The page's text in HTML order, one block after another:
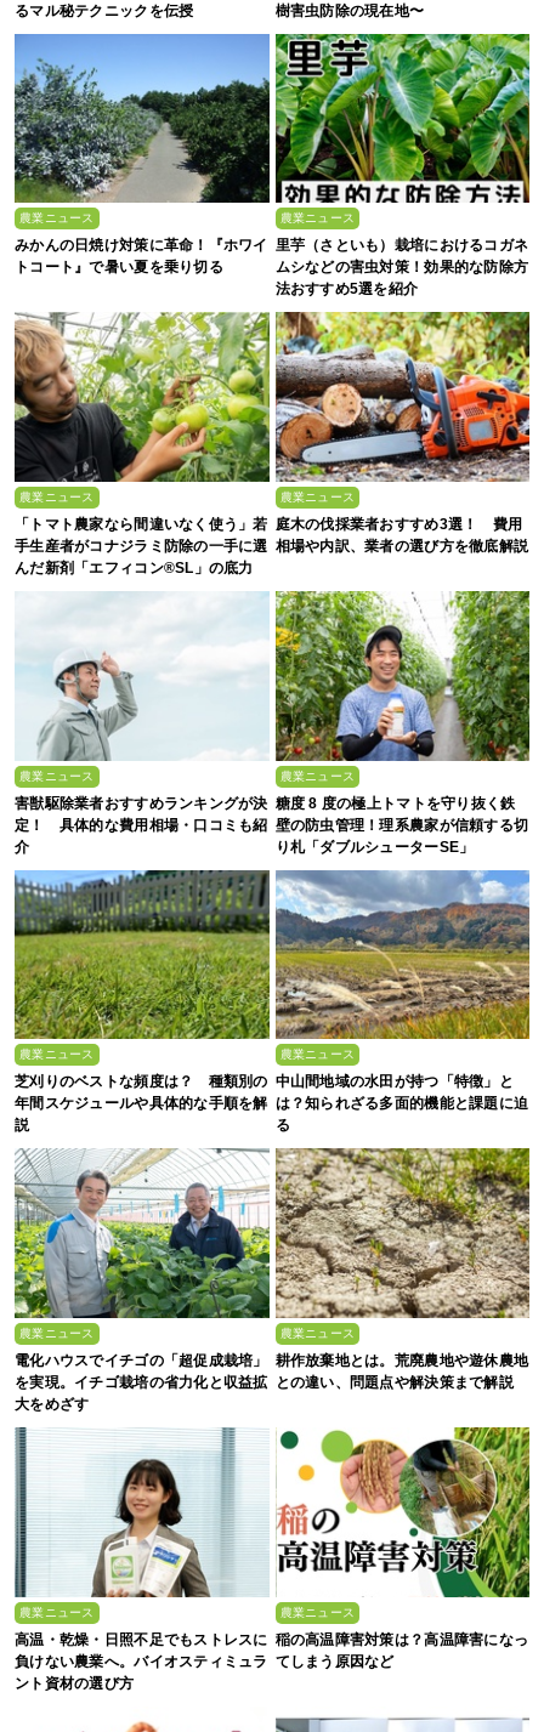
るマル秘テクニックを伝授 樹害虫防除の現在地〜
農業ニュース
みかんの日焼け対策に革命！『ホワイ
トコート』で暑い夏を乗り切る
農業ニュース
里芋（さといも）栽培におけるコガネ
ムシなどの害虫対策！効果的な防除方
法おすすめ5選を紹介
農業ニュース
「トマト農家なら間違いなく使う」若
手生産者がコナジラミ防除の一手に選
んだ新剤「エフィコン®SL」の底力
農業ニュース
庭木の伐採業者おすすめ3選！ 費用
相場や内訳、業者の選び方を徹底解説
農業ニュース
害獣駆除業者おすすめランキングが決
定！ 具体的な費用相場・口コミも紹
介
農業ニュース
糖度 8 度の極上トマトを守り抜く鉄
壁の防虫管理！理系農家が信頼する切
り札「ダブルシューターSE」
農業ニュース
芝刈りのベストな頻度は？ 種類別の
年間スケジュールや具体的な手順を解
説
農業ニュース
中山間地域の水田が持つ「特徴」と
は？知られざる多面的機能と課題に迫
る
農業ニュース
電化ハウスでイチゴの「超促成栽培」
を実現。イチゴ栽培の省力化と収益拡
大をめざす
農業ニュース
耕作放棄地とは。荒廃農地や遊休農地
との違い、問題点や解決策まで解説
農業ニュース
高温・乾燥・日照不足でもストレスに
負けない農業へ。バイオスティミュラ
ント資材の選び方
農業ニュース
稲の高温障害対策は？高温障害になっ
てしまう原因など